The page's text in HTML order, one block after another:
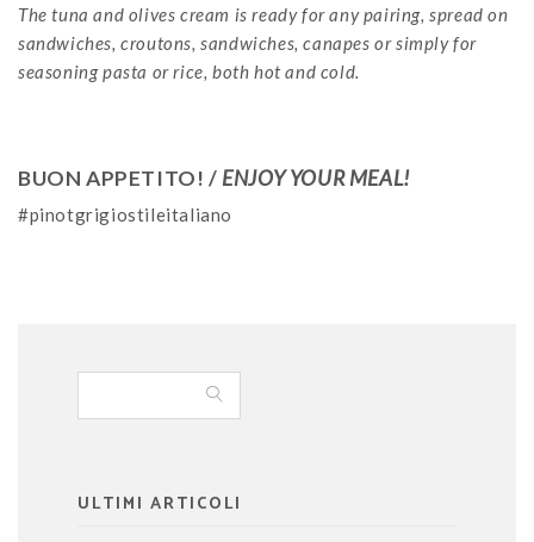
The tuna and olives cream is ready for any pairing, spread on
sandwiches, croutons, sandwiches, canapes or simply for
seasoning pasta or rice, both hot and cold.
BUON APPETITO! /ENJOY YOUR MEAL!
#pinotgrigiostileitaliano
ULTIMI ARTICOLI